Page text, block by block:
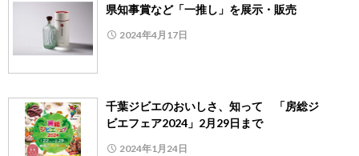
県知事賞など「一推し」を展示・販売
2024年4月17日
千葉ジビエのおいしさ、知って 「房総ジ
ビエフェア2024」2月29日まで
2024年1月24日